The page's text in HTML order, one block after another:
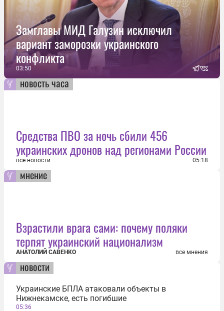
Замглавы МИД Галузин исключил
вариант заморозки украинского
конфликта
03:50
новость часа
Средства ПВО за ночь сбили 456
украинских дронов над регионами России
все новости 05:18
мнение
Взрастили врага сами: почему поляки
терпят украинский национализм
АНАТОЛИЙ САВЕНКО все мнения
новости
Украинские БПЛА атаковали объекты в
Нижнекамске, есть погибшие
05:36